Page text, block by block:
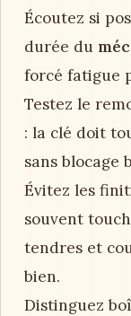
Écoutez si
durée du
forcé fatigue
Testez le
: la clé doit
sans blocage
Évitez les
souvent
tendres et
bien.
Distinguez